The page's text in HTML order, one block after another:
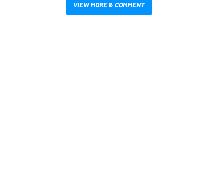
VIEW MORE & COMMENT